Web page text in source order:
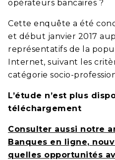
opérateurs bancaires ?
Cette enquête a été
et début janvier 2017
représentatifs de la
Internet, suivant les
catégorie socio-
L’étude n’est plus
téléchargement
Consulter aussi notre
Banques en ligne,
quelles opportunités